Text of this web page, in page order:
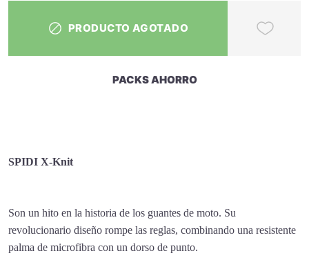
PRODUCTO AGOTADO
PACKS AHORRO
SPIDI X-Knit
Son un hito en la historia de los guantes de moto. Su
revolucionario diseño rompe las reglas, combinando una resistente
palma de microfibra con un dorso de punto.